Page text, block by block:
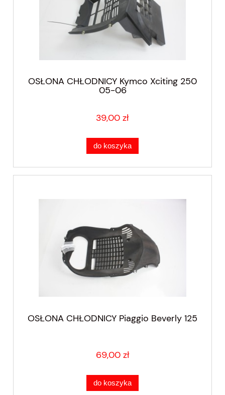
OSŁONA CHŁODNICY Kymco Xciting 250
05-06
39,00 zł
do koszyka
OSŁONA CHŁODNICY Piaggio Beverly 125
69,00 zł
do koszyka